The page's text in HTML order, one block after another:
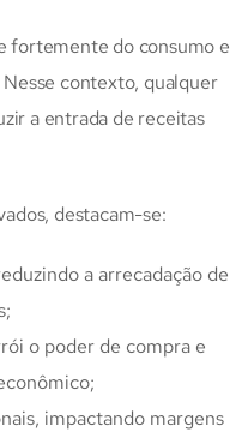
fortemente do consumo e
contexto, qualquer
a entrada de receitas
destacam-se:
a arrecadação de
o poder de compra e
impactando margens